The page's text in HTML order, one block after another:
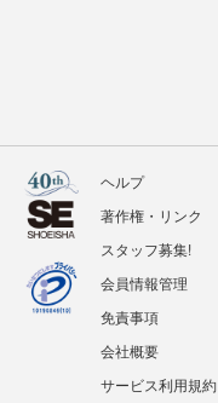
ヘルプ
著作権・リンク
スタッフ募集!
会員情報管理
免責事項
会社概要
サービス利用規約